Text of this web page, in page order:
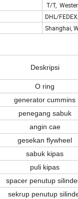
T/T,
DHL/
Shanghai,
Deskripsi
O ring
generator cummins
penegang sabuk
angin cae
gesekan flywheel
sabuk kipas
puli kipas
spacer penutup
sekrup penutup